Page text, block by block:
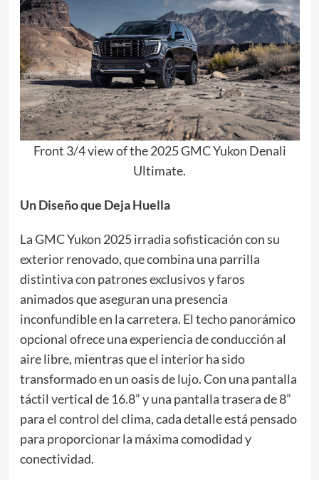
Front 3/4 view of the 2025 GMC Yukon Denali
Ultimate.
Un Diseño que Deja Huella
La GMC Yukon 2025 irradia sofisticación con su
exterior renovado, que combina una parrilla
distintiva con patrones exclusivos y faros
animados que aseguran una presencia
inconfundible en la carretera. El techo panorámico
opcional ofrece una experiencia de conducción al
aire libre, mientras que el interior ha sido
transformado en un oasis de lujo. Con una pantalla
táctil vertical de 16.8” y una pantalla trasera de 8”
para el control del clima, cada detalle está pensado
para proporcionar la máxima comodidad y
conectividad.